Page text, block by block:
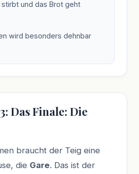
stirbt und das Brot geht
wird besonders dehnbar
Das Finale: Die
braucht der Teig eine
die Gare. Das ist der